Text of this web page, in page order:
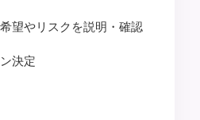
望やリスクを説明・確認
決定